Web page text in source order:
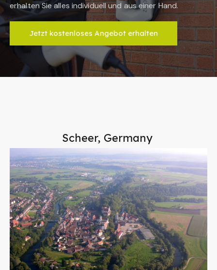
erhalten Sie alles individuell und aus einer Hand.
Jetzt kostenloses Angebot erhalten
Scheer, Germany